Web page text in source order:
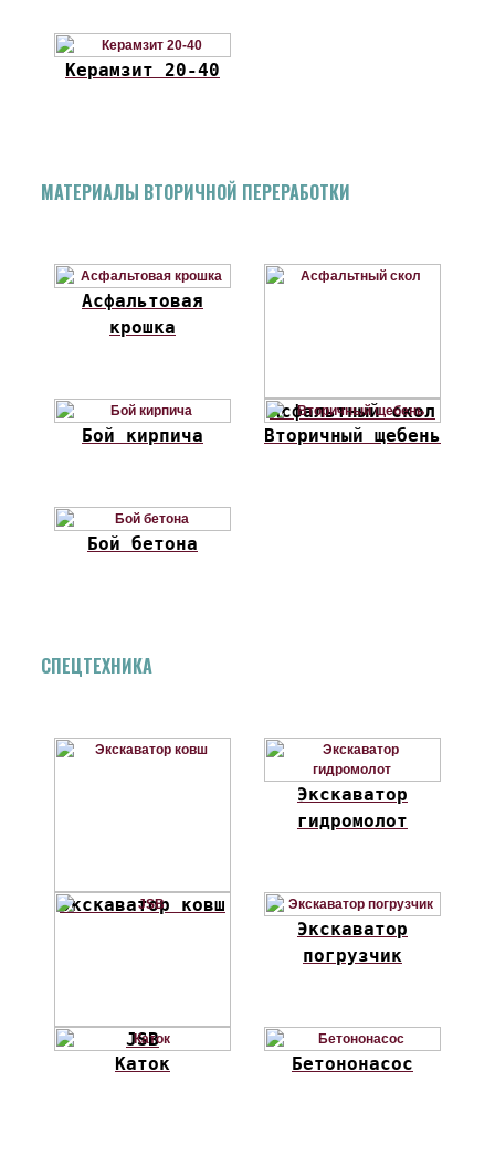
Керамзит 20-40
МАТЕРИАЛЫ ВТОРИЧНОЙ ПЕРЕРАБОТКИ
Асфальтовая
крошка
Асфальтный скол
Бой кирпича
Вторичный щебень
Бой бетона
СПЕЦТЕХНИКА
Экскаватор ковш
Экскаватор
гидромолот
JSB
Экскаватор
погрузчик
Каток Бетононасос